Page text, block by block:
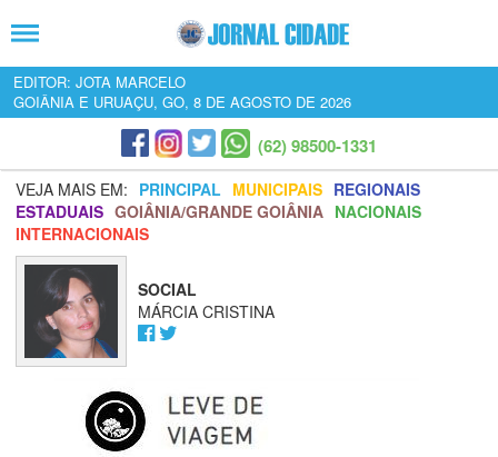
EDITOR: JOTA MARCELO
GOIÂNIA E URUAÇU, GO, 8 DE AGOSTO DE 2026
(62) 98500-1331
VEJA MAIS EM: PRINCIPAL MUNICIPAIS REGIONAIS
ESTADUAIS GOIÂNIA/GRANDE GOIÂNIA NACIONAIS
INTERNACIONAIS
SOCIAL
MÁRCIA CRISTINA